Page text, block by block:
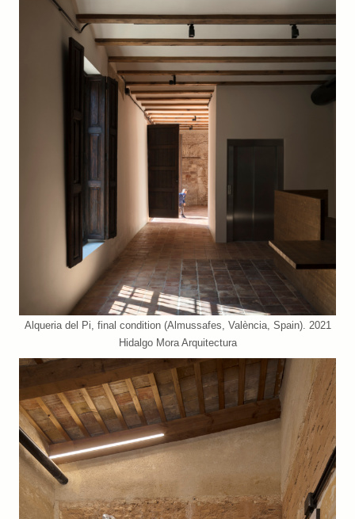
Alqueria del Pi, final condition (Almussafes, València, Spain). 2021
Hidalgo Mora Arquitectura